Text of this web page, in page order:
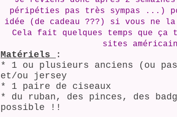
péripéties pas très sympas ...)
idée (de cadeau ???) si vous ne
Cela fait quelques temps que ça
sites
Matériels
:
* 1 ou plusieurs anciens (ou
et/ou jersey
* 1 paire de ciseaux
* du ruban, des pinces, des
possible !!